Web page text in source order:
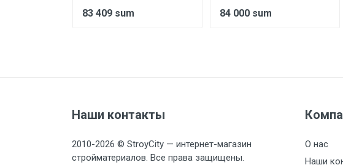
83 409 sum 84 000 sum
Наши контакты
2010-2026 © StroyCity — интернет-магазин
стройматериалов. Все права защищены.
О нас
Наши